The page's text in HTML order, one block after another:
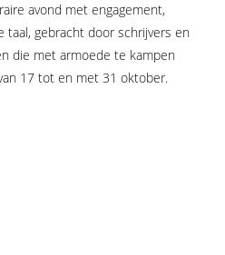
avond met engagement,
taal, gebracht door schrijvers en
die met armoede te kampen
17 tot en met 31 oktober.